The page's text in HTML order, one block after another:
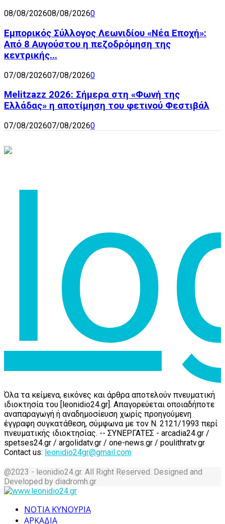
08/08/202608/08/20260
Εμπορικός Σύλλογος Λεωνιδίου «Νέα Εποχή»:
Από 8 Αυγούστου η πεζοδρόμηση της
κεντρικής...
07/08/202607/08/20260
Melitzazz 2026: Σήμερα στη «Φωνή της
Ελλάδας» η αποτίμηση του φετινού Φεστιβάλ
07/08/202607/08/20260
Όλα τα κείμενα, εικόνες και άρθρα αποτελούν πνευματική
ιδιοκτησία του [leonidio24.gr]. Απαγορεύεται οποιαδήποτε
αναπαραγωγή ή αναδημοσίευση χωρίς προηγούμενη
έγγραφη συγκατάθεση, σύμφωνα με τον Ν. 2121/1993 περί
πνευματικής ιδιοκτησίας. -- ΣΥΝΕΡΓΑΤΕΣ - arcadia24.gr /
spetses24.gr / argolidatv.gr / one-news.gr / poulithratv.gr
Contact us: leonidio24gr@gmail.com
@2023 - leonidio24.gr. All Right Reserved. Designed and
Developed by diadromh.gr
ΝΟΤΙΑ ΚΥΝΟΥΡΙΑ
ΑΡΚΑΔΙΑ